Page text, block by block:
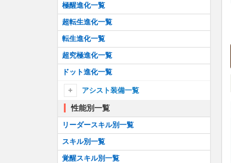
極醒進化一覧
超転生進化一覧
転生進化一覧
超究極進化一覧
ドット進化一覧
アシスト装備一覧
アシスト装備一覧
┗アシスト進化のやり方
耳飾り一覧
首飾り一覧
性能別一覧
リーダースキル別一覧
スキル別一覧
覚醒スキル別一覧